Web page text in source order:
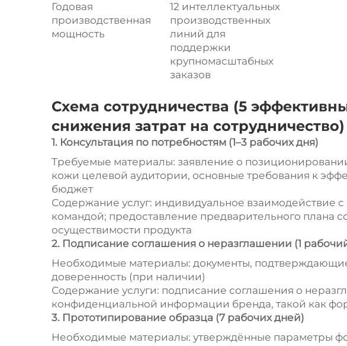
Годовая
производственная
мощность
12 интеллектуальных
производственных
линий для
поддержки
крупномасштабных
заказов
Схема сотрудничества (5
снижения затрат на сотрудничество)
1. Консультация по потребностям (1–3 рабочих дня)
Требуемые материалы: заявление о
кожи целевой аудитории, основные требования к
бюджет
Содержание услуг: индивидуальное взаимодействие
командой; предоставление предварительного плана
осуществимости продукта
2. Подписание соглашения о неразглашении (1
Необходимые материалы: документы,
доверенность (при наличии)
Содержание услуги: подписание соглашения о
конфиденциальной информации бренда, такой как
3. Прототипирование образца (7 рабочих дней)
Необходимые материалы: утверждённые параметры